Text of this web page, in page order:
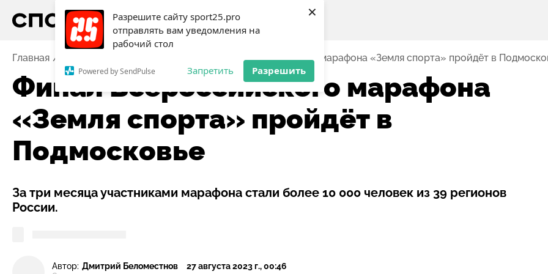
Разрешите сайту sport25.pro
отправлять вам уведомления на
рабочий стол
Powered by SendPulse Запретить Разрешить
×
Главная Финал Всероссийского марафона «Земля спорта» пройдёт в
Финал Всероссийского марафона
«Земля спорта» пройдёт в
Подмосковье
За три месяца участниками марафона стали более 10 000 человек из 39 регионов
России.
Автор: Дмитрий Беломестнов 27 августа 2023 г., 00:46